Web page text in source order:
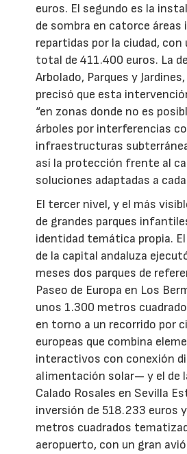
euros. El segundo es la
de sombra en catorce
repartidas por la ciudad, con
total de 411.400 euros. La
Arbolado, Parques y
precisó que esta
“en zonas donde no es
árboles por interferencias
infraestructuras
así la protección frente al
soluciones adaptadas a
El tercer nivel, y el más
de grandes parques
identidad temática propia.
de la capital andaluza
meses dos parques de
Paseo de Europa en Los
unos 1.300 metros
en torno a un recorrido por
europeas que combina
interactivos con conexión
alimentación solar— y el de
Calado Rosales en Sevilla
inversión de 518.233 euros
metros cuadrados
aeropuerto, con un gran